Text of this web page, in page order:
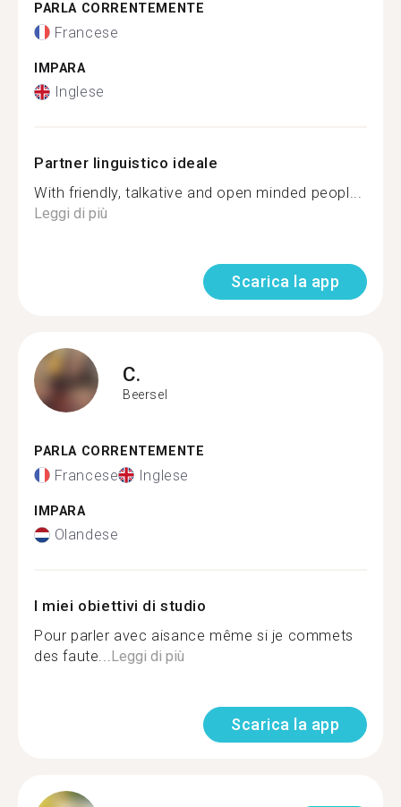
PARLA CORRENTEMENTE
Francese
IMPARA
Inglese
Partner linguistico ideale
With friendly, talkative and open minded peopl...
Leggi di più
Scarica la app
C.
Beersel
PARLA CORRENTEMENTE
Francese Inglese
IMPARA
Olandese
I miei obiettivi di studio
Pour parler avec aisance même si je commets
des faute...Leggi di più
Scarica la app